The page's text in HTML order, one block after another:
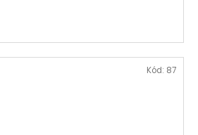
Kód: 87